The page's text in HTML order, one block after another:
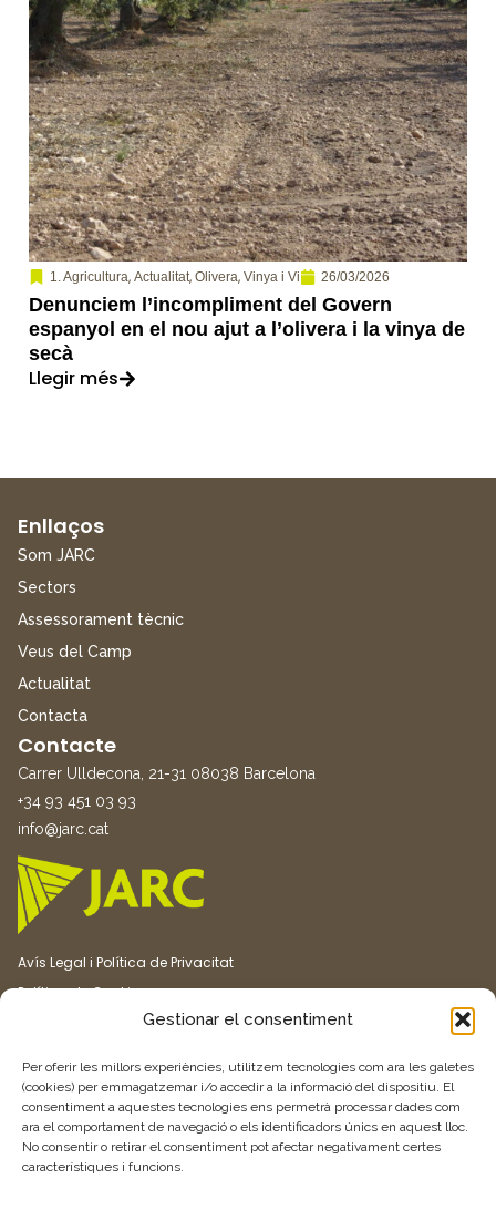
Gestionar el consentiment
Per oferir les millors experiències, utilitzem tecnologies com ara les galetes
(cookies) per emmagatzemar i/o accedir a la informació del dispositiu. El
consentiment a aquestes tecnologies ens permetrà processar dades com
ara el comportament de navegació o els identificadors únics en aquest lloc.
No consentir o retirar el consentiment pot afectar negativament certes
característiques i funcions.
1. Agricultura, Actualitat, Olivera, Vinya i Vi 26/03/2026
Denunciem l’incompliment del Govern
espanyol en el nou ajut a l’olivera i la vinya de
secà
Llegir més
Enllaços
Som JARC
Sectors
Assessorament tècnic
Veus del Camp
Actualitat
Contacta
Contacte
Carrer Ulldecona, 21-31 08038 Barcelona
+34 93 451 03 93
info@jarc.cat
Avís Legal i Política de Privacitat
Política de Cookies
Vull rebre més informació